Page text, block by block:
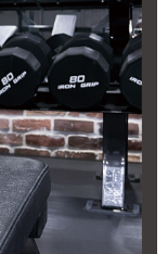
至「AFTEE先享後付」
帳。
，可透過四大超商／
完成。
要取消訂單，請聯絡
效，需透過AFTEE先享
顯示為準，若有關於
聯繫「AFTEE先享後付
support/home